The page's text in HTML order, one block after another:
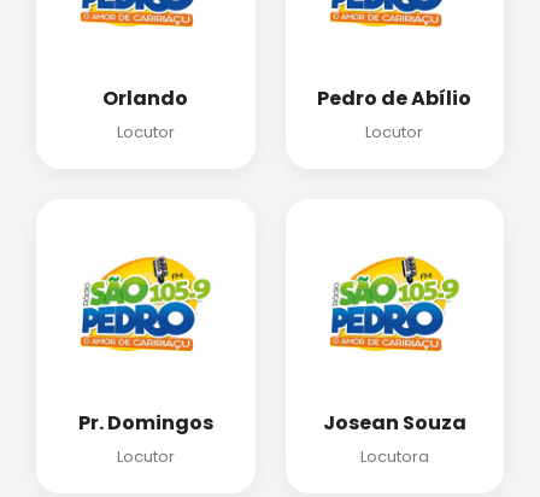
Orlando
Locutor
Pedro de Abílio
Locutor
Pr. Domingos
Locutor
Josean Souza
Locutora